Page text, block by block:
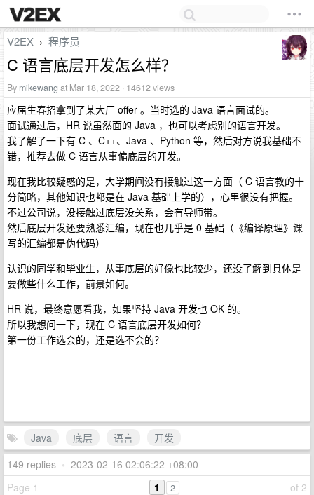
V2EX › 程序员
C 语言底层开发怎么样？
By mikewang at Mar 18, 2022 · 14612 views
应届生春招拿到了某大厂 offer 。当时选的 Java 语言面试的。
面试通过后，HR 说虽然面的 Java ，也可以考虑别的语言开发。
我了解了一下有 C 、C++、Java 、Python 等，然后对方说我基础不
错，推荐去做 C 语言从事偏底层的开发。
现在我比较疑惑的是，大学期间没有接触过这一方面（ C 语言教的十
分简略，其他知识也都是在 Java 基础上学的），心里很没有把握。
不过公司说，没接触过底层没关系，会有导师带。
然后底层开发还要熟悉汇编，现在也几乎是 0 基础（《编译原理》课
写的汇编都是伪代码）
认识的同学和毕业生，从事底层的好像也比较少，还没了解到具体是
要做些什么工作，前景如何。
HR 说，最终意愿看我，如果坚持 Java 开发也 OK 的。
所以我想问一下，现在 C 语言底层开发如何？
第一份工作选会的，还是选不会的？
Java 底层 语言
开发
149 replies • 2023-02-16 02:06:22 +08:00
Page 1
of 2
1 2